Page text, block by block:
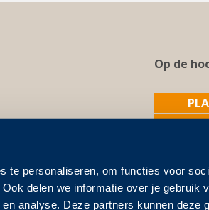
te personaliseren, om functies voor
delen we informatie over je gebruik
analyse. Deze partners kunnen deze
Op de